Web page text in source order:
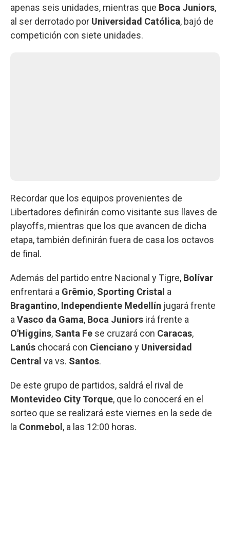
apenas seis unidades, mientras que Boca Juniors,
al ser derrotado por Universidad Católica, bajó de
competición con siete unidades.
Recordar que los equipos provenientes de
Libertadores definirán como visitante sus llaves de
playoffs, mientras que los que avancen de dicha
etapa, también definirán fuera de casa los octavos
de final.
Además del partido entre Nacional y Tigre, Bolívar
enfrentará a Grêmio, Sporting Cristal a
Bragantino, Independiente Medellín jugará frente
a Vasco da Gama, Boca Juniors irá frente a
O'Higgins, Santa Fe se cruzará con Caracas,
Lanús chocará con Cienciano y Universidad
Central va vs. Santos.
De este grupo de partidos, saldrá el rival de
Montevideo City Torque, que lo conocerá en el
sorteo que se realizará este viernes en la sede de
la Conmebol , a las 12:00 horas.